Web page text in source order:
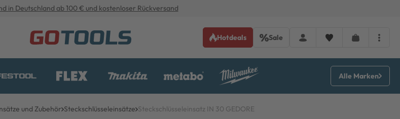
in Deutschland ab 100 € und kostenloser Rückversand
Hotdeals Sale
Alle Marken
und Zubehör Steckschlüsseleinsätze Steckschlüsseleinsatz IN 30 GEDORE